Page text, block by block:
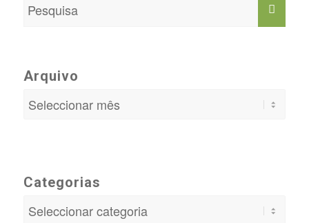
Arquivo
Categorias
Categorias